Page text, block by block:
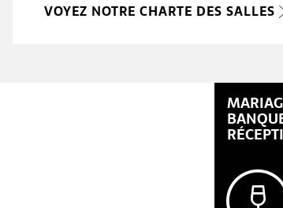
VOYEZ NOTRE CHARTE DES SALLES